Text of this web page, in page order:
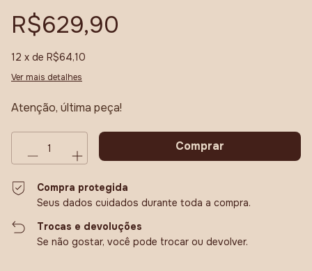
R$629,90
12 x de R$64,10
Ver mais detalhes
Atenção, última peça!
Compra protegida
Seus dados cuidados durante toda a compra.
Trocas e devoluções
Se não gostar, você pode trocar ou devolver.